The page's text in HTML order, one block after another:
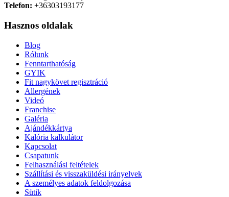
Telefon: +36303193177
Hasznos oldalak
Blog
Rólunk
Fenntarthatóság
GYIK
Fit nagykövet regisztráció
Allergének
Videó
Franchise
Galéria
Ajándékkártya
Kalória kalkulátor
Kapcsolat
Csapatunk
Felhasználási feltételek
Szállítási és visszaküldési irányelvek
A személyes adatok feldolgozása
Sütik